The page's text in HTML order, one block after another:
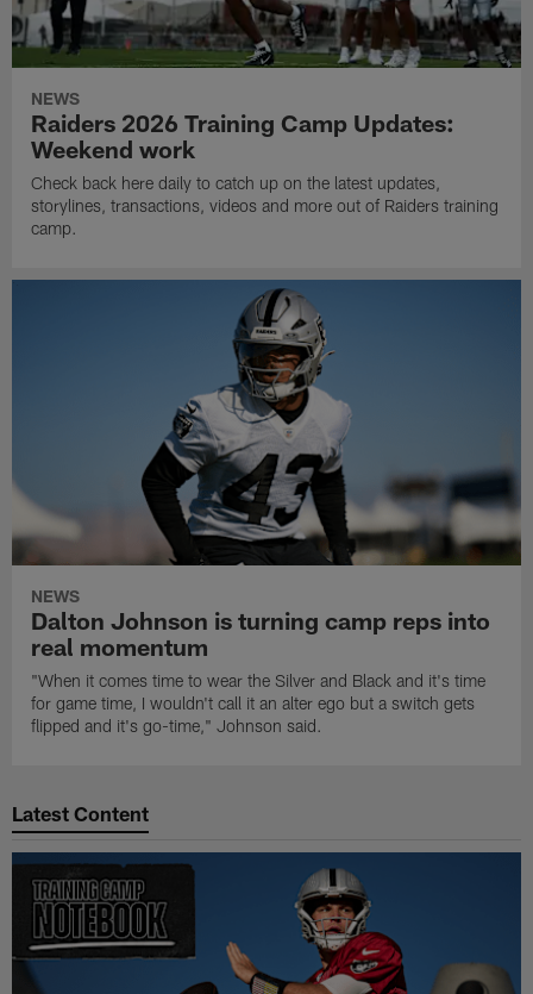
NEWS
Raiders 2026 Training Camp Updates:
Weekend work
Check back here daily to catch up on the latest updates,
storylines, transactions, videos and more out of Raiders training
camp.
NEWS
Dalton Johnson is turning camp reps into
real momentum
"When it comes time to wear the Silver and Black and it's time
for game time, I wouldn't call it an alter ego but a switch gets
flipped and it's go-time," Johnson said.
Latest Content